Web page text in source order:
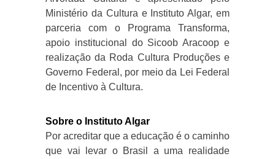
Ministério da Cultura e Instituto Algar, em
parceria com o Programa Transforma,
apoio institucional do Sicoob Aracoop e
realização da Roda Cultura Produções e
Governo Federal, por meio da Lei Federal
de Incentivo à Cultura.
Sobre o Instituto Algar
Por acreditar que a educação é o caminho
que vai levar o Brasil a uma realidade